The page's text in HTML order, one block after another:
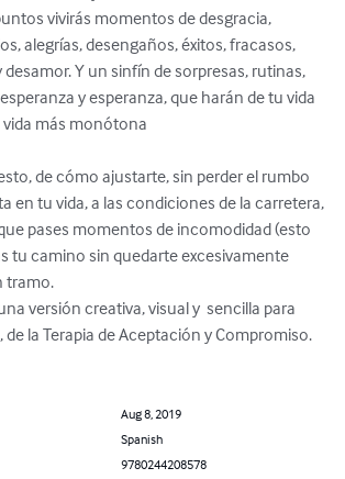
vivirás momentos de desgracia,
alegrías, desengaños, éxitos, fracasos,
desamor. Y un sinfín de sorpresas, rutinas,
y esperanza, que harán de tu vida
más monótona
de cómo ajustarte, sin perder el rumbo
en tu vida, a las condiciones de la carretera,
pases momentos de incomodidad (esto
tu camino sin quedarte excesivamente
tramo.
versión creativa, visual y  sencilla para
la Terapia de Aceptación y Compromiso.
Aug 8, 2019
Spanish
9780244208578